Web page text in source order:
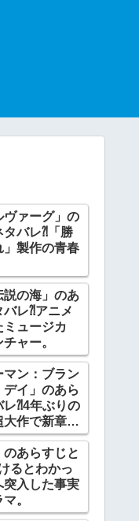
ヴァーグ」の
タバレ⁈「勝
」製作の青春
説の海」のあ
レ⁈アニメ
ュージカ
ャー。
マン：ブラン
デイ」のあら
⁈4年ぶりの
大作で新章開
のあらすじと
るとわかっ
突入した事実
。